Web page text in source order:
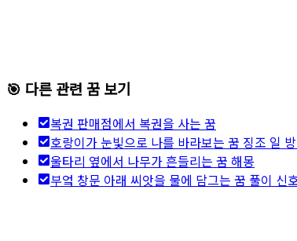
🎯 다른 관련 꿈 보기
복권 판매점에서 복권을 사는 꿈
호랑이가 눈빛으로 나를 바라보는 꿈 징조 일
울타리 옆에서 나무가 흔들리는 꿈 해몽
부엌 창문 아래 씨앗을 물에 담그는 꿈 풀이 신